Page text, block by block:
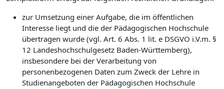
zur Umsetzung einer Aufgabe, die im öffentlichen
Interesse liegt und die der Pädagogischen Hochschule
übertragen wurde (vgl. Art. 6 Abs. 1 lit. e DSGVO i.V.m. §
12 Landeshochschulgesetz Baden-Württemberg),
insbesondere bei der Verarbeitung von
personenbezogenen Daten zum Zweck der Lehre in
Studienangeboten der Pädagogischen Hochschule